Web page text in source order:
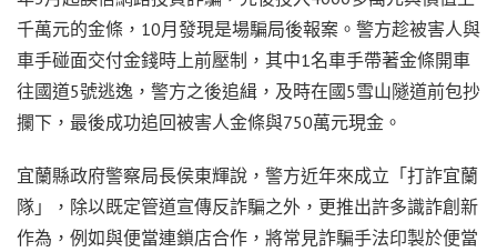
千萬元的金條，10月發現是場騙局後報案。警方趁被害人與
車手碰面交付金錢時上前壓制，其中1名車手帶著金條開車
往國道5號逃逸，警方之後追緝，及時在國5雪山隧道前包抄
攔下，最後成功追回被害人金條與750萬元現金。
宜蘭縣政府警察局長侯東輝說，警方近年來成立「打詐宜蘭
隊」，除以既定管道宣傳反詐騙之外，更推出許多識詐創新
作為，例如與便當連鎖店合作，將常見詐騙手法印製於便當